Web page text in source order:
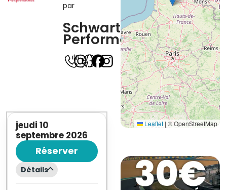
par
Schwartz
Performance
jeudi 10
septembre 2026
Réserver
Détails
Leaflet | © OpenStreetMap